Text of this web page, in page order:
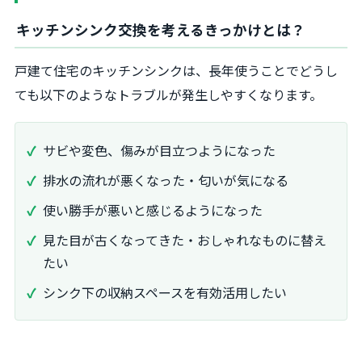
キッチンシンク交換を考えるきっかけとは？
戸建て住宅のキッチンシンクは、長年使うことでどうし
ても以下のようなトラブルが発生しやすくなります。
サビや変色、傷みが目立つようになった
排水の流れが悪くなった・匂いが気になる
使い勝手が悪いと感じるようになった
見た目が古くなってきた・おしゃれなものに替え
たい
シンク下の収納スペースを有効活用したい